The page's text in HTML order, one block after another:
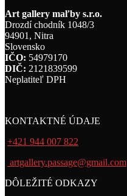
Art gallery maľby s.r.o.
Drozdí chodník 1048/3
94901, Nitra
Slovensko
IČO: 54979170
DIČ: 2121839599
Neplatiteľ DPH
KONTAKTNÉ ÚDAJE
+421 944 007 822
artgallery.passage@gmail.com
DÔLEŽITÉ ODKAZY